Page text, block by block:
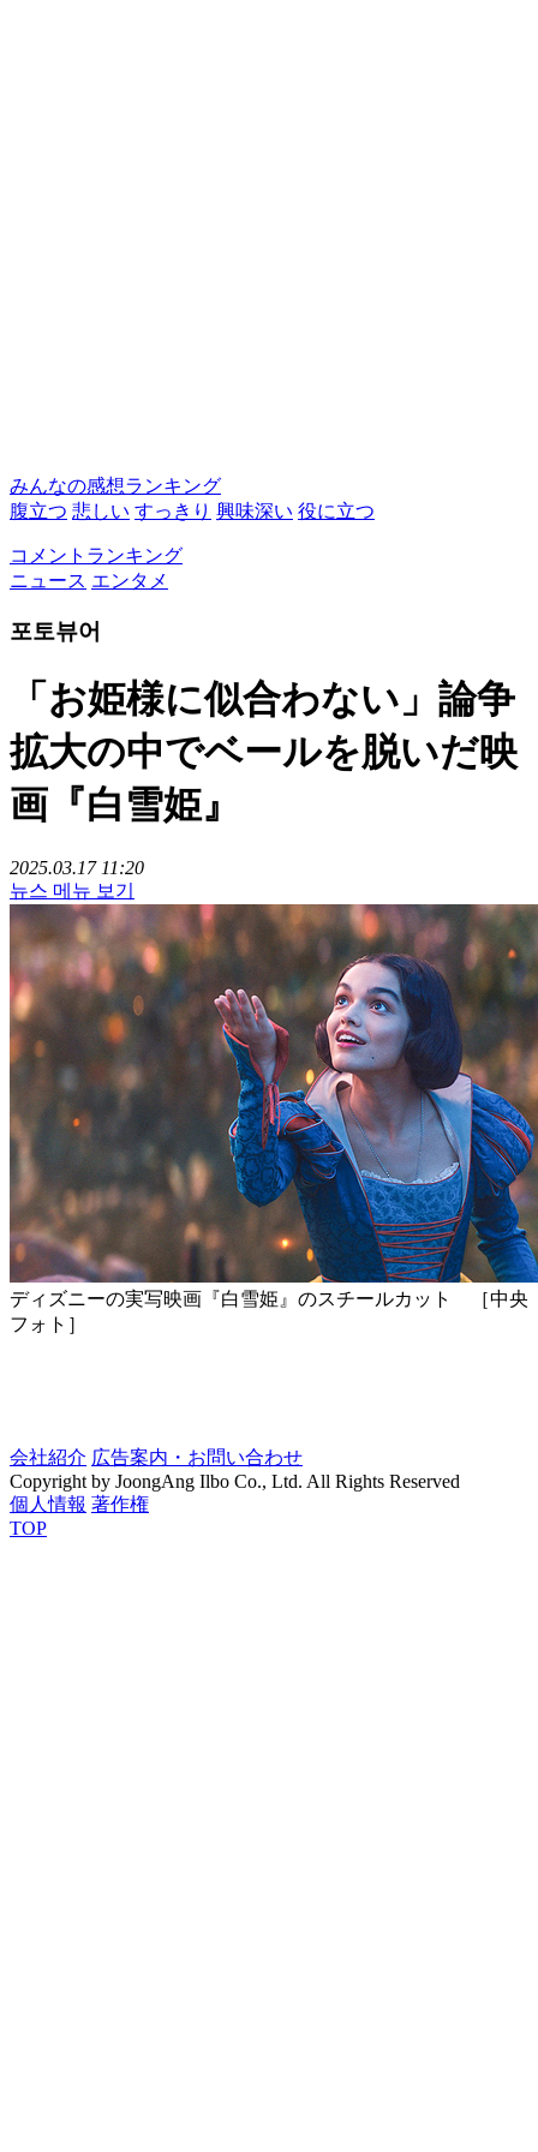
みんなの感想ランキング
腹立つ 悲しい すっきり 興味深い 役に立つ
コメントランキング
ニュース エンタメ
포토뷰어
「お姫様に似合わない」論争
拡大の中でベールを脱いだ映
画『白雪姫』
2025.03.17 11:20
뉴스 메뉴 보기
ディズニーの実写映画『白雪姫』のスチールカット ［中央
フォト］
会社紹介 広告案内・お問い合わせ
Copyright by JoongAng Ilbo Co., Ltd. All Rights Reserved
個人情報 著作権
TOP